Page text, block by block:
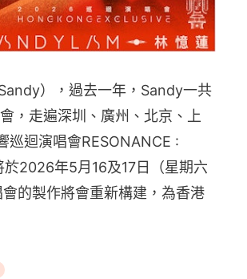
），過去一年，Sandy一共
，走遍深圳、廣州、北京、上
巡迴演唱會RESONANCE :
2026年5月16及17日（星期六
的製作將會重新構建，為香港